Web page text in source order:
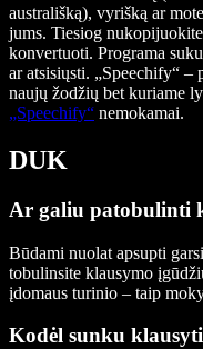
australišką), vyrišką ar
jums. Tiesiog
konvertuoti. Programa
ar atsisiųsti. „Speechify“
naujų žodžių bet kuriame
„Speechify“ nemokamai.
DUK
Ar galiu patobulinti
Būdami nuolat apsupti
tobulinsite klausymo
įdomaus turinio – taip
Kodėl sunku